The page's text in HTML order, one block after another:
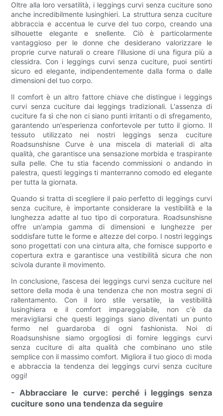
Oltre alla loro versatilità, i leggings curvi senza cuciture sono
anche incredibilmente lusinghieri. La struttura senza cuciture
abbraccia e accentua le curve del tuo corpo, creando una
silhouette elegante e snellente. Ciò è particolarmente
vantaggioso per le donne che desiderano valorizzare le
proprie curve naturali o creare l'illusione di una figura più a
clessidra. Con i leggings curvi senza cuciture, puoi sentirti
sicuro ed elegante, indipendentemente dalla forma o dalle
dimensioni del tuo corpo.
Il comfort è un altro fattore chiave che distingue i leggings
curvi senza cuciture dai leggings tradizionali. L'assenza di
cuciture fa sì che non ci siano punti irritanti o di sfregamento,
garantendo un'esperienza confortevole per tutto il giorno. Il
tessuto utilizzato nei nostri leggings senza cuciture
Roadsunshisne Curve è una miscela di materiali di alta
qualità, che garantisce una sensazione morbida e traspirante
sulla pelle. Che tu stia facendo commissioni o andando in
palestra, questi leggings ti manterranno comodo ed elegante
per tutta la giornata.
Quando si tratta di scegliere il paio perfetto di leggings curvi
senza cuciture, è importante considerare la vestibilità e la
lunghezza adatte al tuo tipo di corporatura. Roadsunshisne
offre un'ampia gamma di dimensioni e lunghezze per
soddisfare tutte le forme e altezze del corpo. I nostri leggings
sono progettati con una cintura alta, che fornisce supporto e
copertura extra e garantisce una vestibilità sicura che non
scivola durante il movimento.
In conclusione, l’ascesa dei leggings curvi senza cuciture nel
settore della moda è una tendenza che non mostra segni di
rallentamento. Con il loro stile versatile, la vestibilità
lusinghiera e il comfort impareggiabile, non c'è da
meravigliarsi che questi leggings siano diventati un punto
fermo nel guardaroba di ogni fashionista. Noi di
Roadsunshisne siamo orgogliosi di fornire leggings curvi
senza cuciture di alta qualità che combinano uno stile
semplice con il massimo comfort. Migliora il tuo gioco di moda
e abbraccia la tendenza dei leggings curvi senza cuciture
oggi!
- Abbracciare le curve: perché i leggings senza
cuciture sono una tendenza da seguire